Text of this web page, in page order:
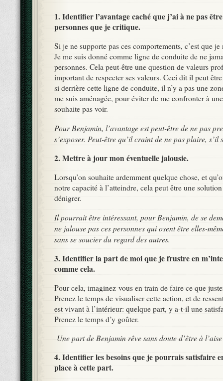
1. Identifier l’avantage caché que j’ai à ne pas
personnes que je critique.
Si je ne supporte pas ces comportements, c’est que
Je me suis donné comme ligne de conduite de ne
personnes. Cela peut-être une question de valeurs
important de respecter ses valeurs. Ceci dit il peut
si derrière cette ligne de conduite, il n’y a pas une
me suis aménagée, pour éviter de me confronter à
souhaite pas voir.
Pour Benjamin, l’avantage est peut-être de ne pas
s’exposer. Peut-être qu’il craint de ne pas plaire, s’il
2. Mettre à jour mon éventuelle jalousie.
Lorsqu’on souhaite ardemment quelque chose, et
notre capacité à l’atteindre, cela peut être une
dénigrer.
Il pourrait être intéressant, pour Benjamin, de se
ne jalouse pas ces personnes qui osent être elles-
sans se soucier du regard des autres.
3. Identifier la part de moi que je frustre en
comme cela.
Pour cela, imaginez-vous en train de faire ce que
Prenez le temps de visualiser cette action, et de
est vivant à l’intérieur: quelque part, y a-t-il une
Prenez le temps d’y goûter.
Une part de Benjamin rêve sans doute d’être à
4. Identifier les besoins que je pourrais satisfaire
place à cette part.